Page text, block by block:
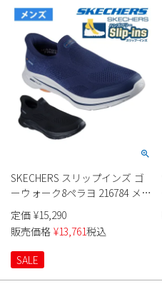
SKECHERS スリップインズ ゴ
ーウォーク8ペラヨ 216784 メン
ズ
定価 ¥15,290
販売価格 ¥13,761税込
SALE